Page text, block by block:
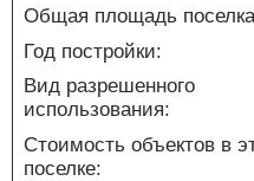
Общая площадь
Год постройки:
Вид разрешенного
использования:
Стоимость объектов в
поселке: